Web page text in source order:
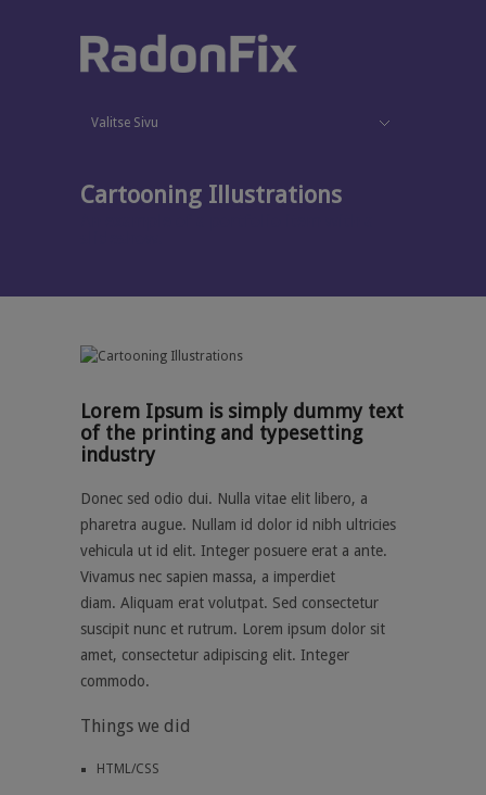
Valitse Sivu
Cartooning Illustrations
Lorem Ipsum is simply dummy text
of the printing and typesetting
industry
Donec sed odio dui. Nulla vitae elit libero, a
pharetra augue. Nullam id dolor id nibh ultricies
vehicula ut id elit. Integer posuere erat a ante.
Vivamus nec sapien massa, a imperdiet
diam. Aliquam erat volutpat. Sed consectetur
suscipit nunc et rutrum. Lorem ipsum dolor sit
amet, consectetur adipiscing elit. Integer
commodo.
Things we did
HTML/CSS